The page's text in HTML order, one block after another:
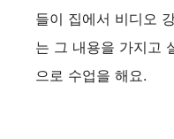
들이 집에서 비디오
는 그 내용을 가지고
으로 수업을 해요.